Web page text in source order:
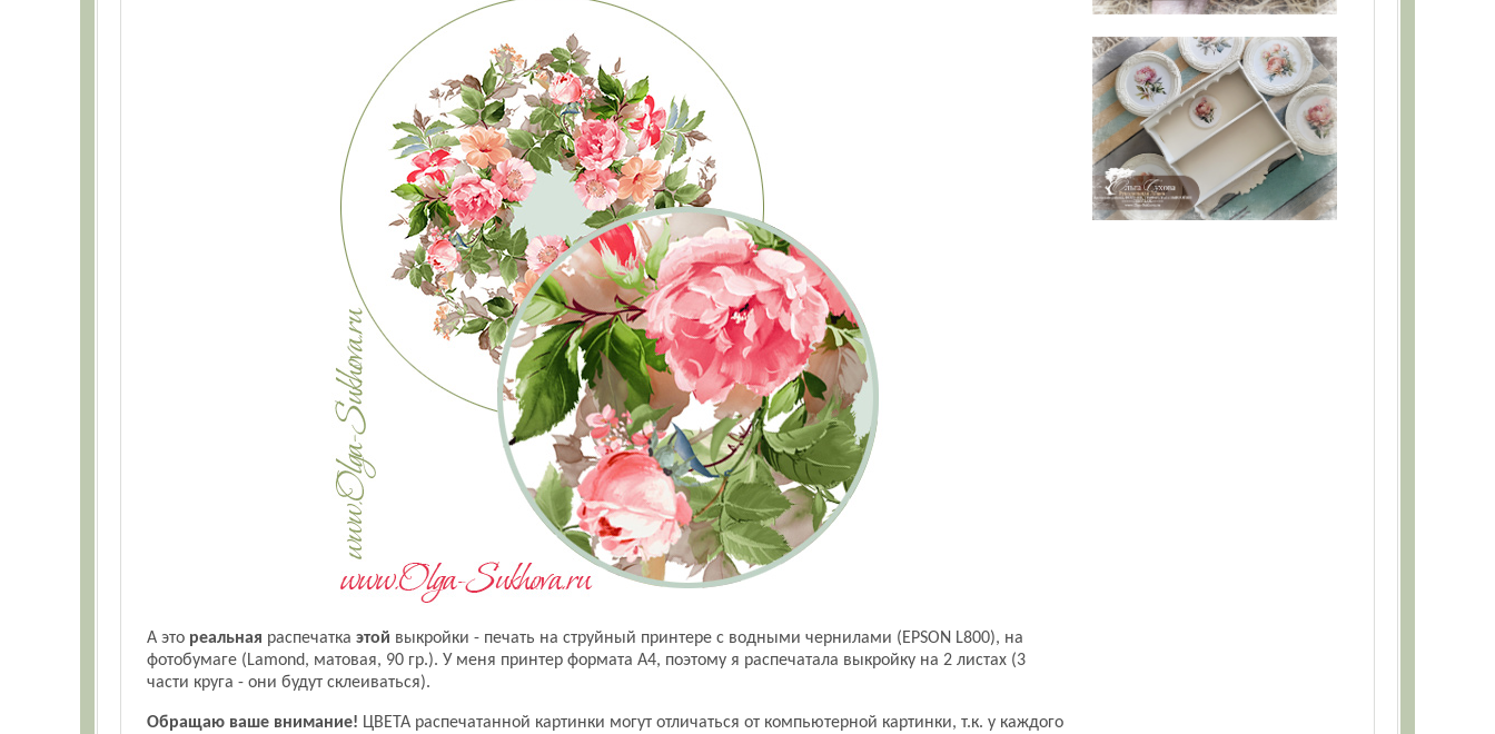
А это реальная распечатка этой выкройки - печать на струйный принтере с водными чернилами (EPSON L800), на
фотобумаге (Lamond, матовая, 90 гр.). У меня принтер формата А4, поэтому я распечатала выкройку на 2 листах (3
части круга - они будут склеиваться).
Обращаю ваше внимание! ЦВЕТА распечатанной картинки могут отличаться от компьютерной картинки, т.к. у каждого